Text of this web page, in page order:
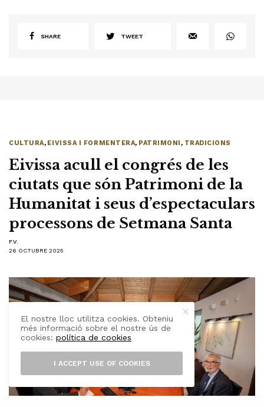
SHARE TWEET
CULTURA, EIVISSA I FORMENTERA, PATRIMONI , TRADICIONS
Eivissa acull el congrés de les
ciutats que són Patrimoni de la
Humanitat i seus d’espectaculars
processons de Setmana Santa
F.V.
26 OCTUBRE 2025
El nostre lloc utilitza cookies. Obteniu
més informació sobre el nostre ús de
cookies:política de cookies
I ACCEPT USE OF COOKIES